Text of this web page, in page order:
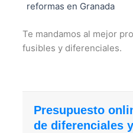
reformas en Granada
Te mandamos al mejor
fusibles y diferenciales.
Presupuesto
de diferenciales